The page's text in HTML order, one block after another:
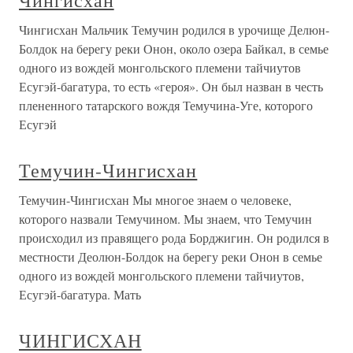
Чингисхан Мальчик Темучин родился в урочище Делюн-
Болдок на берегу реки Онон, около озера Байкал, в семье
одного из вождей монгольского племени тайчиутов
Есугэй-багатура, то есть «героя». Он был назван в честь
плененного татарского вождя Темучина-Уге, которого
Есугэй
Темучин-Чингисхан
Темучин-Чингисхан Мы многое знаем о человеке,
которого назвали Темучином. Мы знаем, что Темучин
происходил из правящего рода Борджигин. Он родился в
местности Деолюн-Болдок на берегу реки Онон в семье
одного из вождей монгольского племени тайчиутов,
Есугэй-багатура. Мать
ЧИНГИСХАН